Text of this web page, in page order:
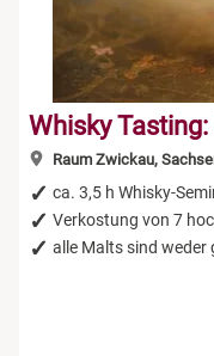
Whisky
Raum Zwickau,
ca. 3,5 h Whisky-
Verkostung von 7
alle Malts sind